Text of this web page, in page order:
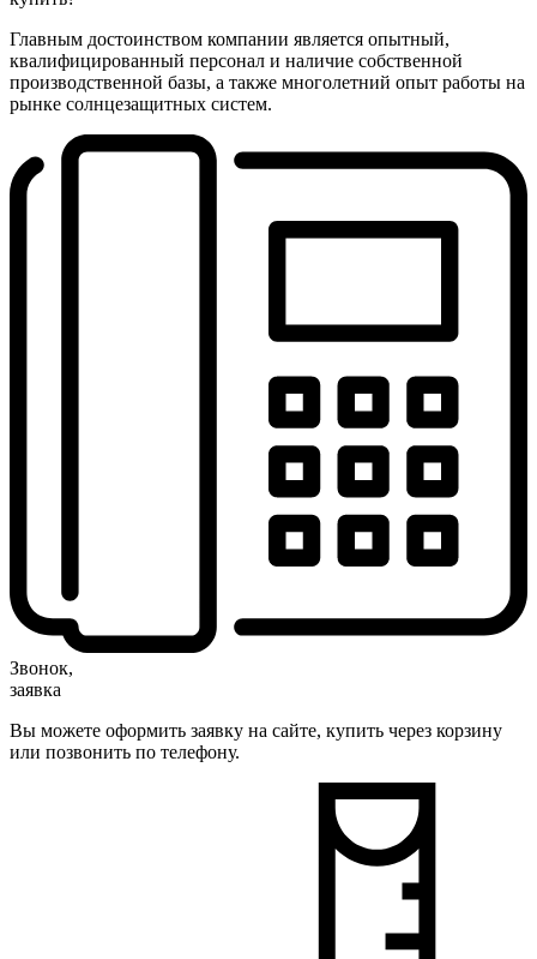
Главным достоинством компании является опытный,
квалифицированный персонал и наличие собственной
производственной базы, а также многолетний опыт работы на
рынке солнцезащитных систем.
Звонок,
заявка
Вы можете оформить заявку на сайте, купить через корзину
или позвонить по телефону.